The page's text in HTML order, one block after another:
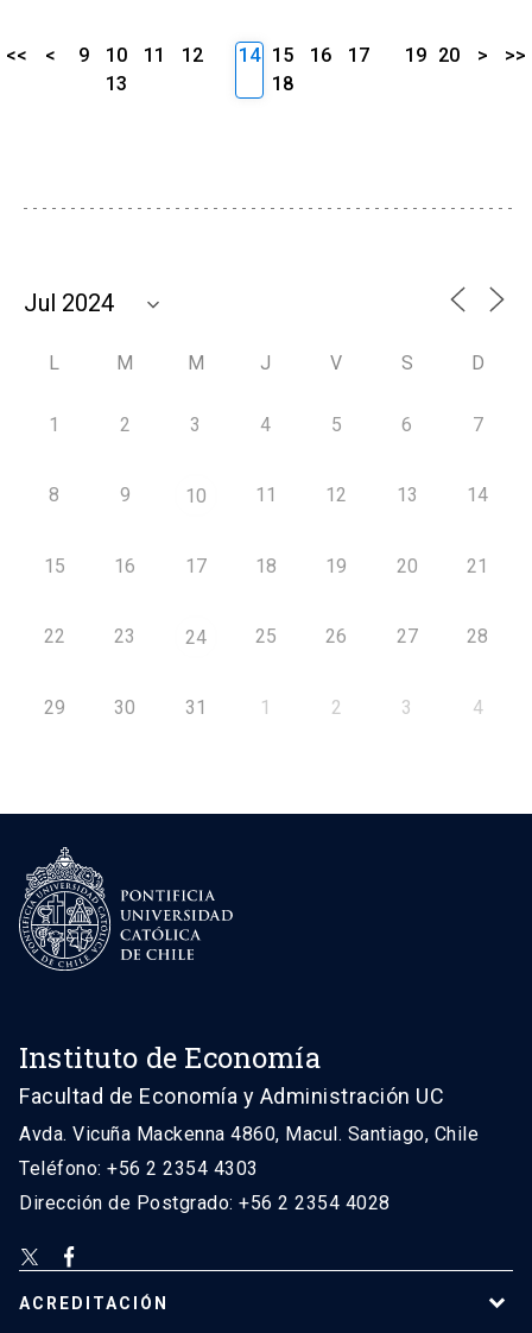
<< < 9 10 11
12
13
14 15 16
17
18
19 20 > >>
L M M J V S D
1 2 3 4 5 6 7
8 9 10 11 12 13 14
15 16 17 18 19 20 21
22 23 24 25 26 27 28
29 30 31 1 2 3 4
Instituto de Economía
Facultad de Economía y Administración UC
Avda. Vicuña Mackenna 4860, Macul. Santiago, Chile
Teléfono: +56 2 2354 4303
Dirección de Postgrado: +56 2 2354 4028
ACREDITACIÓN